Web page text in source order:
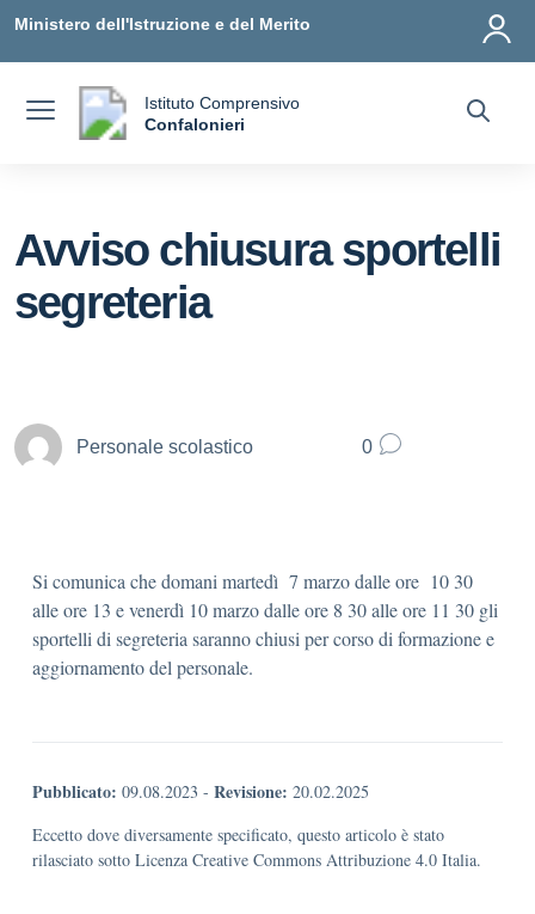
Ministero dell'Istruzione e del Merito
Istituto Comprensivo
Confalonieri
Avviso chiusura sportelli
segreteria
Personale scolastico 0
Si comunica che domani martedì 7 marzo dalle ore 10 30
alle ore 13 e venerdì 10 marzo dalle ore 8 30 alle ore 11 30 gli
sportelli di segreteria saranno chiusi per corso di formazione e
aggiornamento del personale.
Pubblicato: 09.08.2023 - Revisione: 20.02.2025
Eccetto dove diversamente specificato, questo articolo è stato
rilasciato sotto Licenza Creative Commons Attribuzione 4.0 Italia.